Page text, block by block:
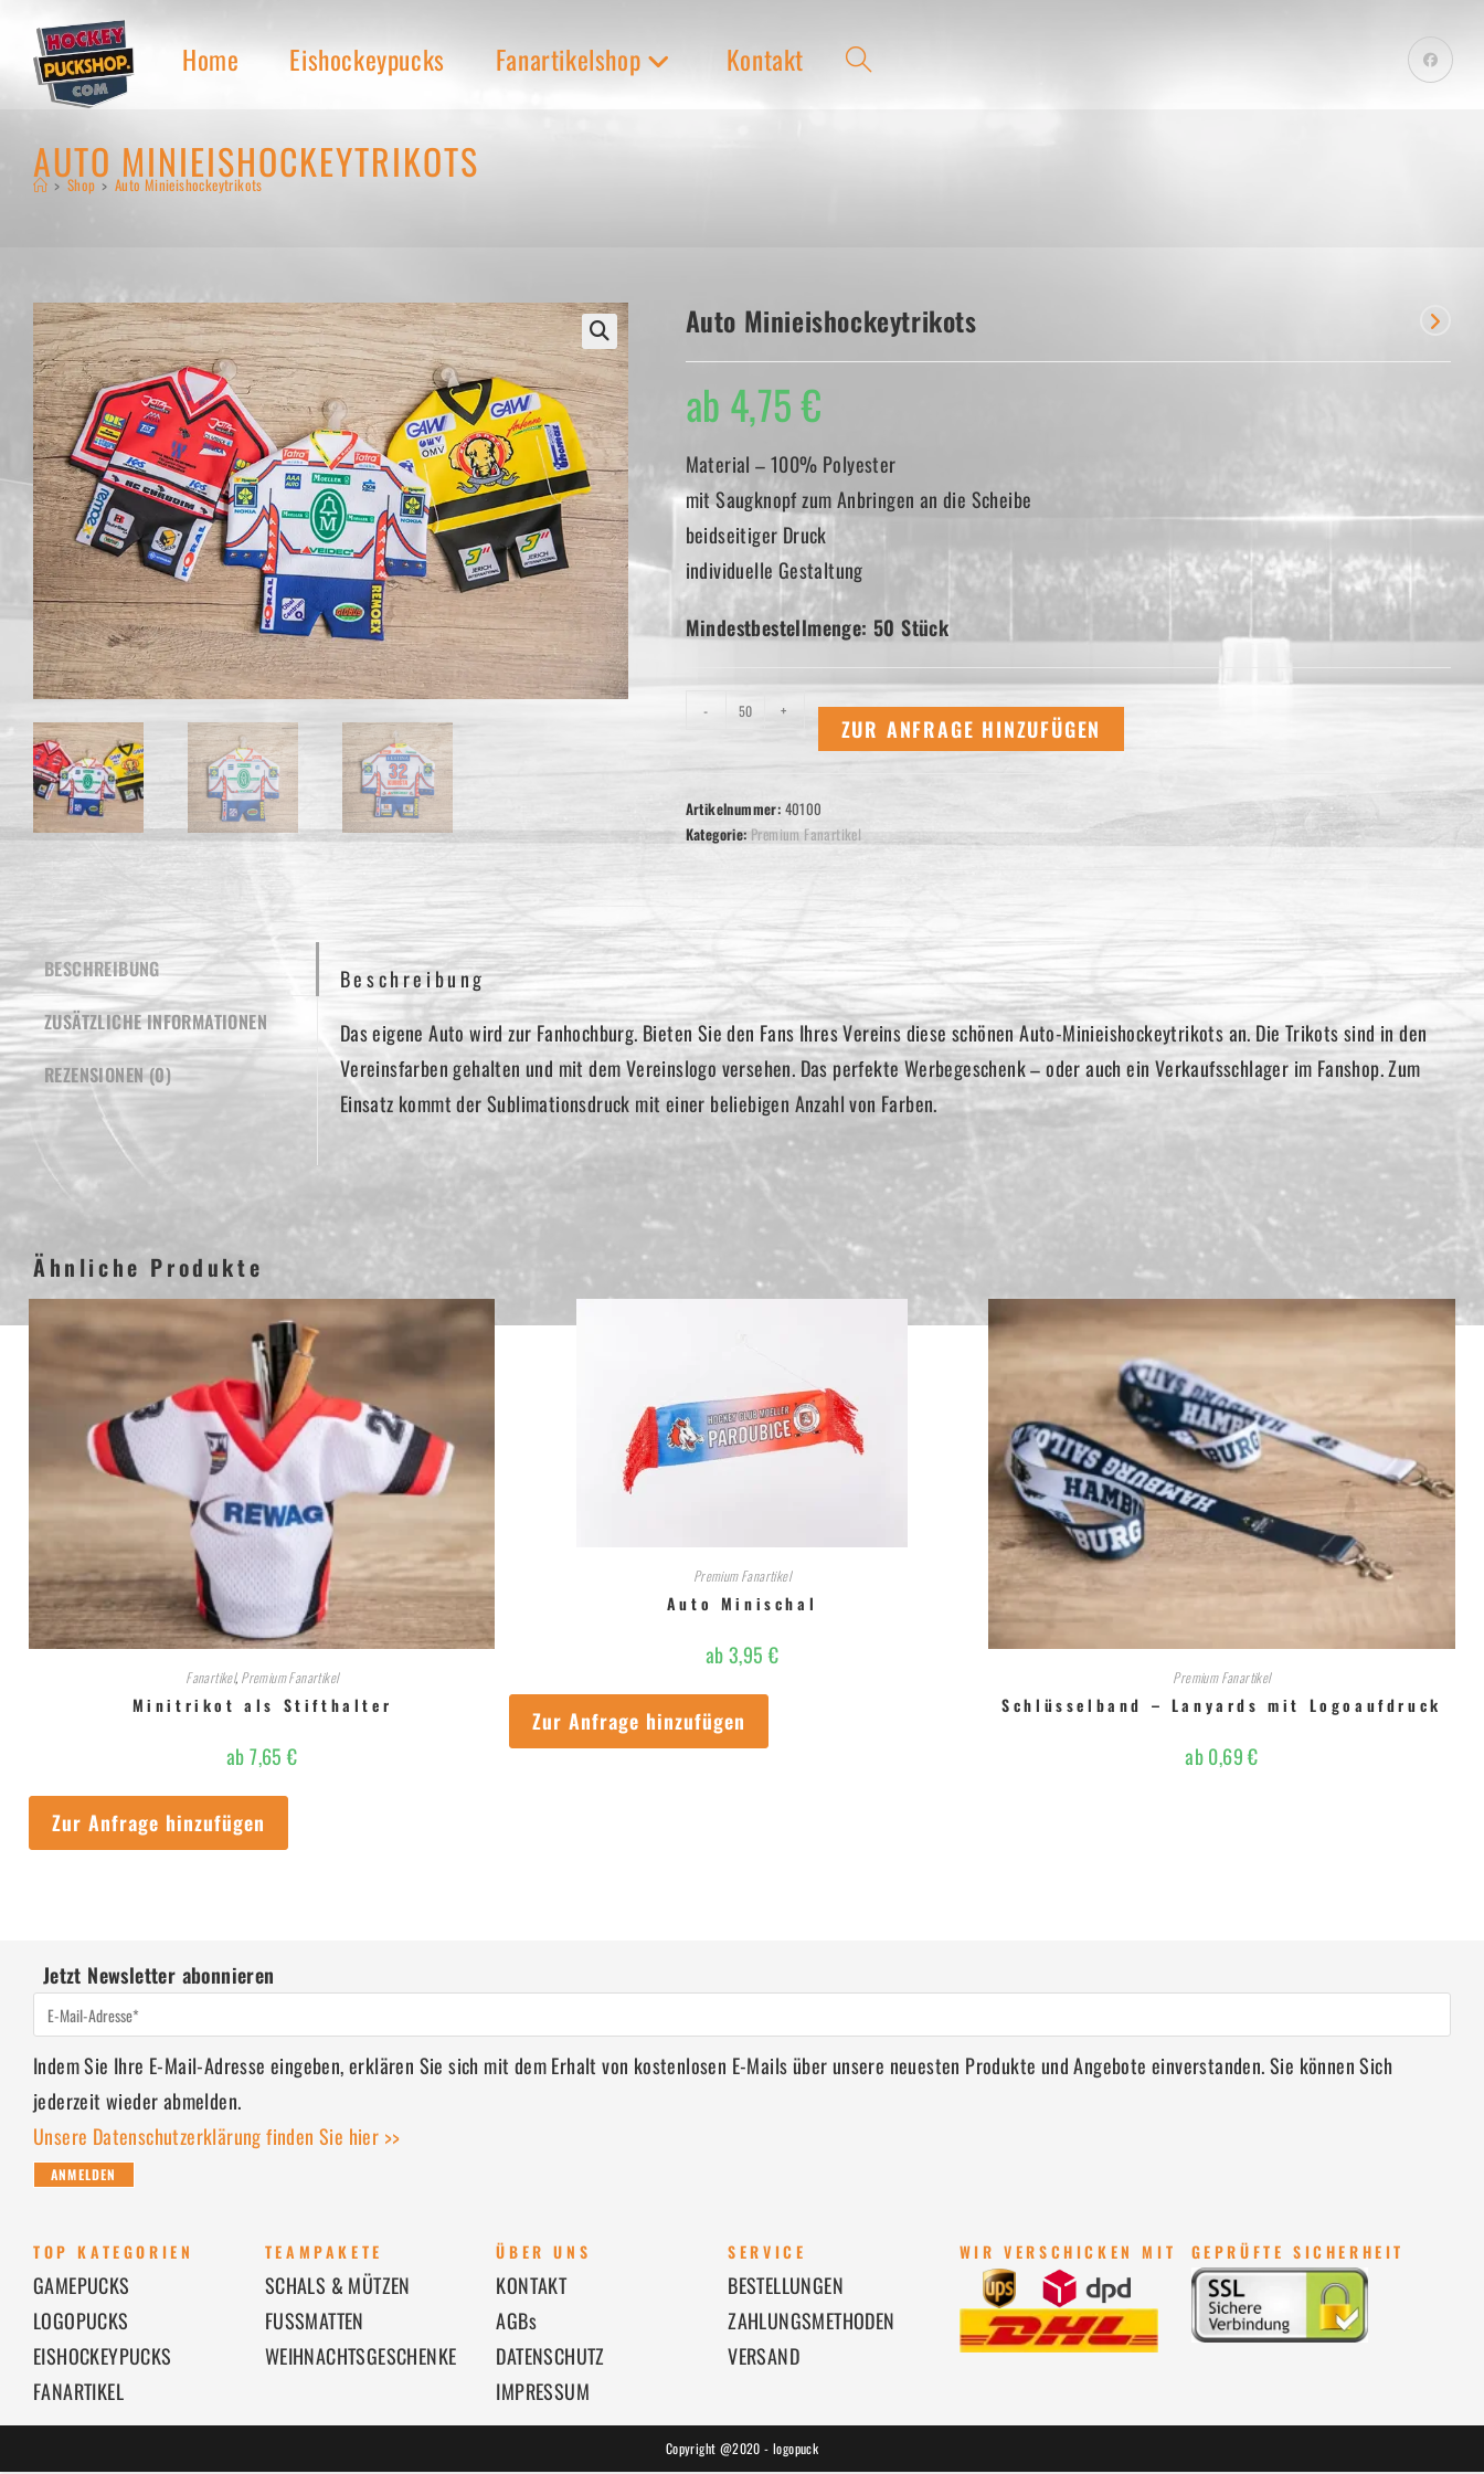
springen
Home Eishockeypucks Fanartikelshop Kontakt Website-
AUTO MINIEISHOCKEYTRIKOTS
> Shop > Auto Minieishockeytrikots
Auto Minieishockeytrikots
ab 4,75€
Material – 100% Polyester
mit Saugknopf zum Anbringen an die Scheibe
beidseitiger Druck
individuelle Gestaltung
Mindestbestellmenge: 50 Stück
- +
ZUR ANFRAGE HINZUFÜGEN
Artikelnummer: 40100
Kategorie:Premium Fanartikel
BESCHREIBUNG
ZUSÄTZLICHE INFORMATIONEN
REZENSIONEN (0)
Beschreibung
Das eigene Auto wird zur Fanhochburg. Bieten Sie den Fans Ihres Vereins diese schönen Auto-Minieishockeytrikots an. Die Trikots sind in den
Vereinsfarben gehalten und mit dem Vereinslogo versehen. Das perfekte Werbegeschenk – oder auch ein Verkaufsschlager im Fanshop. Zum
Einsatz kommt der Sublimationsdruck mit einer beliebigen Anzahl von Farben.
Ähnliche Produkte
Fanartikel, Premium Fanartikel
Minitrikot als Stifthalter
ab7,65€
Zur Anfrage hinzufügen
Premium Fanartikel
Auto Minischal
ab3,95 €
Zur Anfrage hinzufügen
Premium Fanartikel
Schlüsselband – Lanyards mit Logoaufdruck
ab0,69€
Jetzt Newsletter abonnieren
Indem Sie Ihre E-Mail-Adresse eingeben, erklären Sie sich mit dem Erhalt von kostenlosen E-Mails über unsere neuesten Produkte und Angebote einverstanden. Sie können Sich
jederzeit wieder abmelden.
Unsere Datenschutzerklärung finden Sie hier >>
ANMELDEN
TOP KATEGORIEN
GAMEPUCKS
LOGOPUCKS
EISHOCKEYPUCKS
FANARTIKEL
TEAMPAKETE
SCHALS & MÜTZEN
FUSSMATTEN
WEIHNACHTSGESCHENKE
ÜBER UNS
KONTAKT
AGBs
DATENSCHUTZ
IMPRESSUM
SERVICE
BESTELLUNGEN
ZAHLUNGSMETHODEN
VERSAND
WIR VERSCHICKEN MIT GEPRÜFTE SICHERHEIT
Copyright @2020 - logopuck